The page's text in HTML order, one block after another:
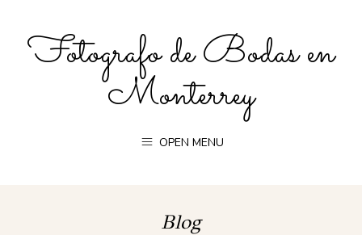
Fotografo de Bodas en
Monterrey
OPEN MENU
Blog